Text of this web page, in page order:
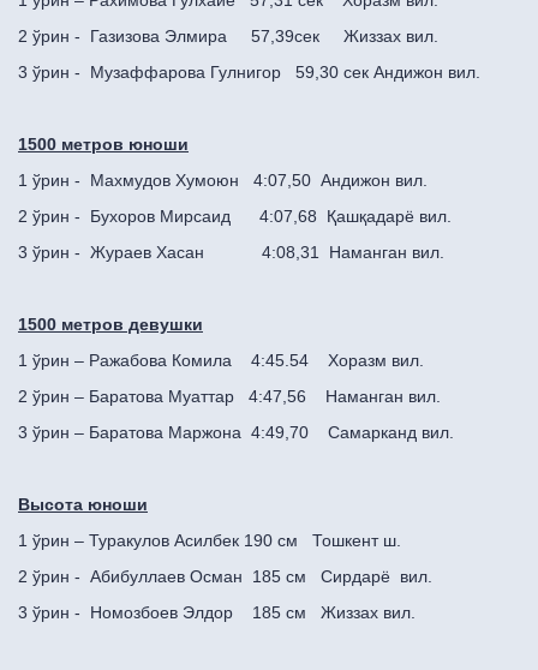
2 ўрин - Газизова Элмира 57,39сек Жиззах вил.
3 ўрин - Музаффарова Гулнигор 59,30 сек Андижон вил.
1500 метров юноши
1 ўрин - Махмудов Хумоюн 4:07,50 Андижон вил.
2 ўрин - Бухоров Мирсаид 4:07,68 Қашқадарё вил.
3 ўрин - Жураев Хасан 4:08,31 Наманган вил.
1500 метров девушки
1 ўрин – Ражабова Комила 4:45.54 Хоразм вил.
2 ўрин – Баратова Муаттар 4:47,56 Наманган вил.
3 ўрин – Баратова Маржона 4:49,70 Самарканд вил.
Высота юноши
1 ўрин – Туракулов Асилбек 190 см Тошкент ш.
2 ўрин - Абибуллаев Осман 185 см Сирдарё вил.
3 ўрин - Номозбоев Элдор 185 см Жиззах вил.